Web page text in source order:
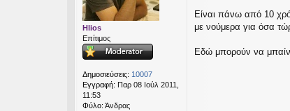
Hlios
Επίτιμος
Δημοσιεύσεις: 10007
Εγγραφή: Παρ 08 Ιούλ 2011,
11:53
Φύλο: Άνδρας
ί
υ
η
Είναι πάνω από 10
με νούμερα για όσα
Εδώ μπορούν να